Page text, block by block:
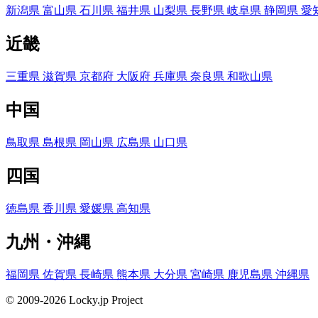
新潟県 富山県 石川県 福井県 山梨県 長野県 岐阜県 静岡県 愛
近畿
三重県 滋賀県 京都府 大阪府 兵庫県 奈良県 和歌山県
中国
鳥取県 島根県 岡山県 広島県 山口県
四国
徳島県 香川県 愛媛県 高知県
九州・沖縄
福岡県 佐賀県 長崎県 熊本県 大分県 宮崎県 鹿児島県 沖縄県
© 2009-2026 Locky.jp Project